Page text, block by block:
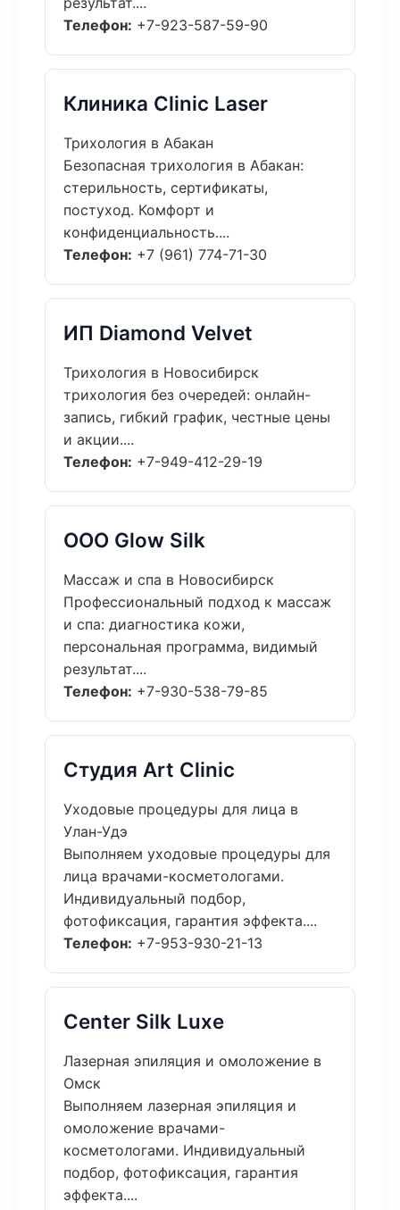
Телефон: +7-923-587-59-90
Клиника Clinic Laser
Трихология в Абакан
Безопасная трихология в Абакан:
стерильность, сертификаты,
постуход. Комфорт и
конфиденциальность....
Телефон: +7 (961) 774-71-30
ИП Diamond Velvet
Трихология в Новосибирск
трихология без очередей: онлайн-
запись, гибкий график, честные цены
и акции....
Телефон: +7-949-412-29-19
ООО Glow Silk
Массаж и спа в Новосибирск
Профессиональный подход к массаж
и спа: диагностика кожи,
персональная программа, видимый
результат....
Телефон: +7-930-538-79-85
Студия Art Clinic
Уходовые процедуры для лица в
Улан-Удэ
Выполняем уходовые процедуры для
лица врачами-косметологами.
Индивидуальный подбор,
фотофиксация, гарантия эффекта....
Телефон: +7-953-930-21-13
Center Silk Luxe
Лазерная эпиляция и омоложение в
Омск
Выполняем лазерная эпиляция и
омоложение врачами-
косметологами. Индивидуальный
подбор, фотофиксация, гарантия
эффекта....